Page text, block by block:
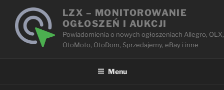
treści
LZX – MONITOROWANIE
OGŁOSZEŃ I AUKCJI
Powiadomienia o nowych ogłoszeniach Allegro, OLX,
OtoMoto, OtoDom, Sprzedajemy, eBay i inne
Menu